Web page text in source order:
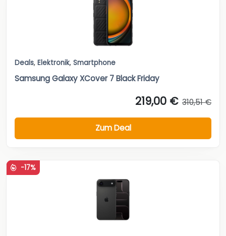
Deals, Elektronik, Smartphone
Samsung Galaxy XCover 7 Black Friday
219,00 € 310,51 €
Zum Deal
-17%